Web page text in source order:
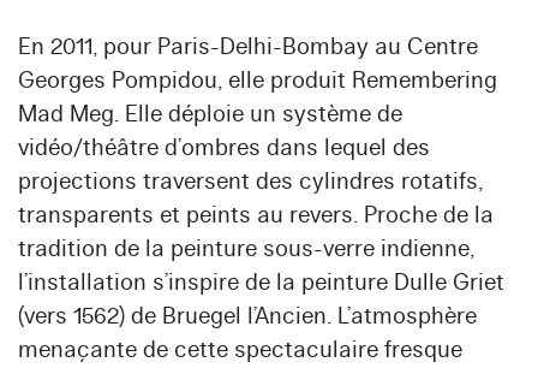
En 2011, pour Paris-Delhi-Bombay au Centre
Georges Pompidou, elle produit Remembering
Mad Meg. Elle déploie un système de
vidéo/théâtre d’ombres dans lequel des
projections traversent des cylindres rotatifs,
transparents et peints au revers. Proche de la
tradition de la peinture sous-verre indienne,
l’installation s’inspire de la peinture Dulle Griet
(vers 1562) de Bruegel l’Ancien. L’atmosphère
menaçante de cette spectaculaire fresque